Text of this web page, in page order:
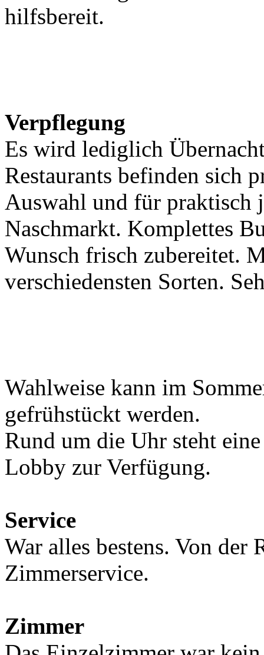
hilfsbereit.
Verpflegung
Es wird lediglich
Restaurants befinden sich
Auswahl und für praktisch
Naschmarkt. Komplettes
Wunsch frisch zubereitet.
verschiedensten Sorten.
Wahlweise kann im
gefrühstückt werden.
Rund um die Uhr steht
Lobby zur Verfügung.
Service
War alles bestens. Von der
Zimmerservice.
Zimmer